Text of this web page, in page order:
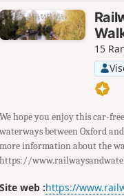
15
We hope you enjoy this car-
waterways between Oxford
more information about the
https://
Site web :https://